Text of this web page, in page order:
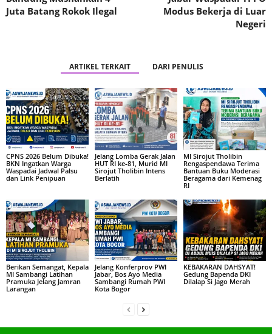
Juta Batang Rokok Ilegal
Modus Bekerja di Luar
Negeri
ARTIKEL TERKAIT DARI PENULIS
CPNS 2026 Belum Dibuka!
BKN Ingatkan Warga
Waspadai Jadwal Palsu
dan Link Penipuan
Jelang Lomba Gerak Jalan
HUT RI ke-81, Murid MI
Sirojut Tholibin Intens
Berlatih
MI Sirojut Tholibin
Rengaspendawa Terima
Bantuan Buku Moderasi
Beragama dari Kemenag
RI
Berikan Semangat, Kepala
MI Sambangi Latihan
Pramuka Jelang Jamran
Larangan
Jelang Konferprov PWI
Jabar, Bos Ayo Media
Sambangi Rumah PWI
Kota Bogor
KEBAKARAN DAHSYAT!
Gedung Bapenda DKI
Dilalap Si Jago Merah